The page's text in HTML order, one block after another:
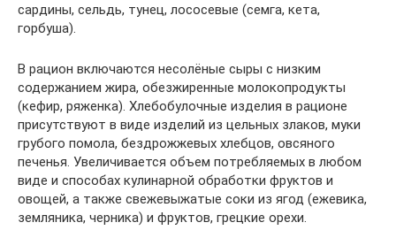
сардины, сельдь, тунец, лососевые (семга, кета,
горбуша).
В рацион включаются несолёные сыры с низким
содержанием жира, обезжиренные молокопродукты
(кефир, ряженка). Хлебобулочные изделия в рационе
присутствуют в виде изделий из цельных злаков, муки
грубого помола, бездрожжевых хлебцов, овсяного
печенья. Увеличивается объем потребляемых в любом
виде и способах кулинарной обработки фруктов и
овощей, а также свежевыжатые соки из ягод (ежевика,
земляника, черника) и фруктов, грецкие орехи.